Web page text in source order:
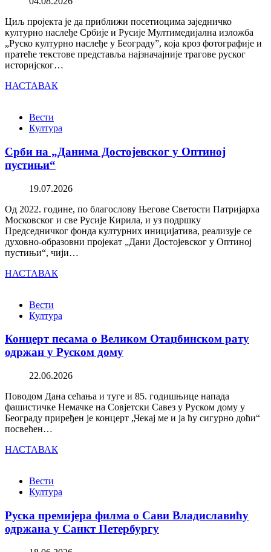
Циљ пројекта је да приближи посетиоцима заједничко
културно наслеђе Србије и Русије Мултимедијална изложба
„Руско културно наслеђе у Београду”, која кроз фотографије и
пратеће текстове представља најзначајније трагове руског
историјског…
НАСТАВАК
Вести
Култура
Срби на „Данима Достојевског у Оптиној
пустињи“
19.07.2026
Од 2022. године, по благослову Његове Светости Патријарха
Московског и све Русије Кирила, и уз подршку
Председничког фонда културних иницијатива, реализује се
духовно-образовни пројекат „Дани Достојевског у Оптиној
пустињи“, чији…
НАСТАВАК
Вести
Култура
Концерт песама о Великом Отаџбинском рату
одржан у Руском дому
22.06.2026
Поводом Дана сећања и туге и 85. годишњице напада
фашистичке Немачке на Совјетски Савез у Руском дому у
Београду приређен је концерт „Чекај ме и ја ћу сигурно доћи“
посвећен…
НАСТАВАК
Вести
Култура
Руска премијера филма о Сави Владиславићу
одржана у Санкт Петербургу